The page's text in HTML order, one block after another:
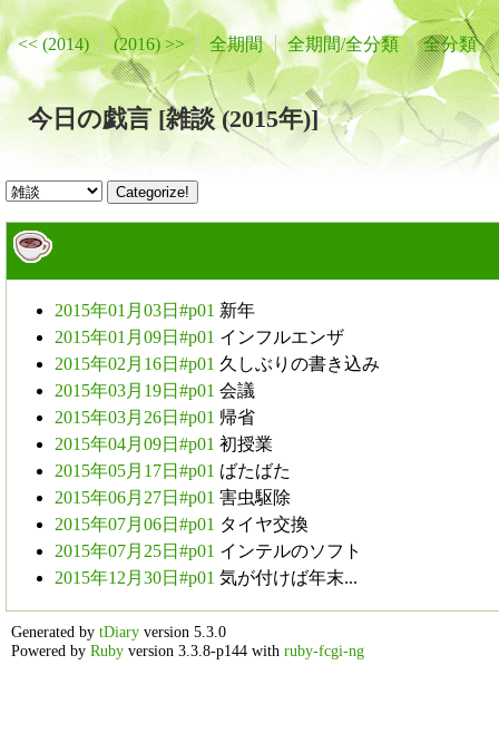
<< (2014) (2016) >> 全期間 全期間/全分類 全分類
今日の戯言 [雑談 (2015年)]
2015年01月03日#p01 新年
2015年01月09日#p01 インフルエンザ
2015年02月16日#p01 久しぶりの書き込み
2015年03月19日#p01 会議
2015年03月26日#p01 帰省
2015年04月09日#p01 初授業
2015年05月17日#p01 ばたばた
2015年06月27日#p01 害虫駆除
2015年07月06日#p01 タイヤ交換
2015年07月25日#p01 インテルのソフト
2015年12月30日#p01 気が付けば年末...
Generated by tDiary version 5.3.0
Powered by Ruby version 3.3.8-p144 with ruby-fcgi-ng